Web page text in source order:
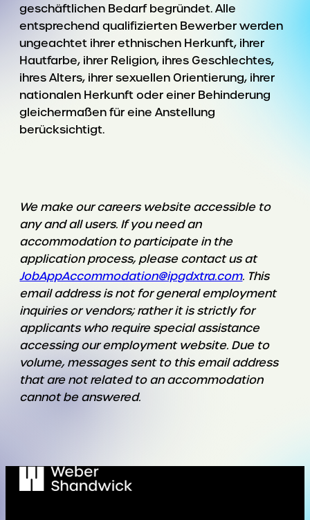
geschäftlichen Bedarf begründet. Alle
entsprechend qualifizierten Bewerber werden
ungeachtet ihrer ethnischen Herkunft, ihrer
Hautfarbe, ihrer Religion, ihres Geschlechtes,
ihres Alters, ihrer sexuellen Orientierung, ihrer
nationalen Herkunft oder einer Behinderung
gleichermaßen für eine Anstellung
berücksichtigt.
We make our careers website accessible to
any and all users. If you need an
accommodation to participate in the
application process, please contact us at
JobAppAccommodation@ipgdxtra.com. This
email address is not for general employment
inquiries or vendors; rather it is strictly for
applicants who require special assistance
accessing our employment website. Due to
volume, messages sent to this email address
that are not related to an accommodation
cannot be answered.